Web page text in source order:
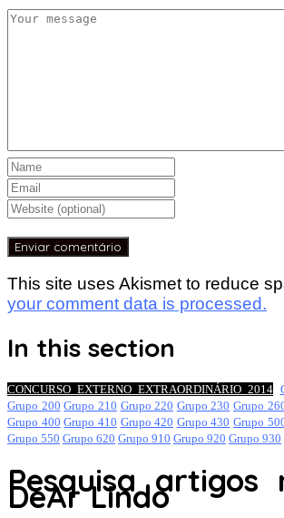
This site uses Akismet to reduce
your comment data is processed.
In this section
CONCURSO EXTERNO EXTRAORDINÁRIO 2014
Grupo 200 Grupo 210 Grupo 220 Grupo 230 Grupo
Grupo 400 Grupo 410 Grupo 420 Grupo 430 Grupo
Grupo 550 Grupo 620 Grupo 910 Grupo 920 Grupo 930
Pesquisa artigos
DeAr Lindo